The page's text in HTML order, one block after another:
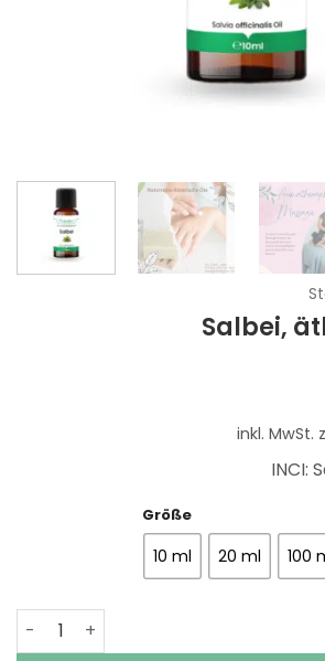
Salbei,
inkl. MwSt.
INCI:
Größe
10 ml 20 ml 100
Salbei, ätherisches Öl Menge